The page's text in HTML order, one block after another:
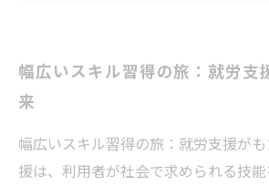
キャリアの選択肢を広げるスキ
て
幅広いスキル習得の旅：就労支
来
幅広いスキル習得の旅：就労支援が
援は、利用者が社会で求められる技